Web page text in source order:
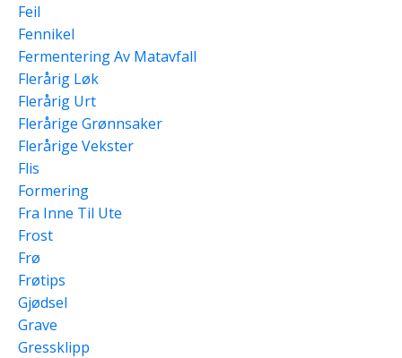
Feil
Fennikel
Fermentering Av Matavfall
Flerårig Løk
Flerårig Urt
Flerårige Grønnsaker
Flerårige Vekster
Flis
Formering
Fra Inne Til Ute
Frost
Frø
Frøtips
Gjødsel
Grave
Gressklipp